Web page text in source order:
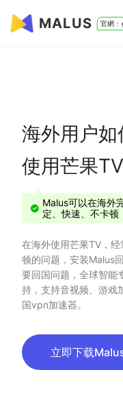
MALUS 官網
海外用户如
使用芒果TV
Malus可以在海外
定、快速、不卡顿
在海外使用芒果TV，
顿的问题，安装Malus
要回国问题，全球智能
持，支持音视频、游戏
国vpn加速器。
立即下载